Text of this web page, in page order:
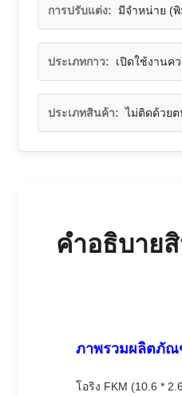
การปรับแต่ง: มีจำหน่าย (
ประเภทกาว: เปิดใช้งานค
ประเภทสินค้า: ไม่ติดด้วยต
คําอธิบาย
ภาพรวมผลิตภั
โอริง FKM (10.6 *